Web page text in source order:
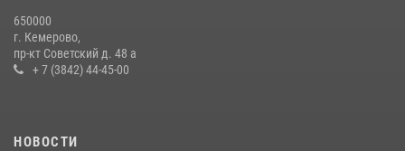
гипермаркета товары на 13 тысяч рублей (ВИДЕО)
16 июля 2026, 06:43
650000
г. Кемерово,
пр-кт Советский д. 48 а
+ 7 (3842) 44-45-00
НОВОСТИ